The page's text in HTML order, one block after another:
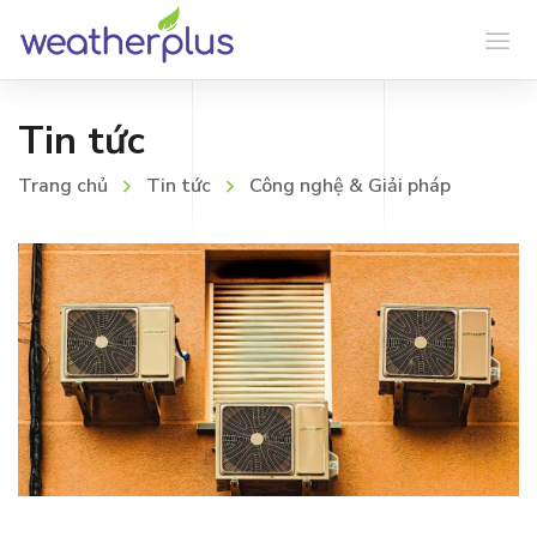
Tin tức
Trang chủ Tin tức Công nghệ & Giải pháp